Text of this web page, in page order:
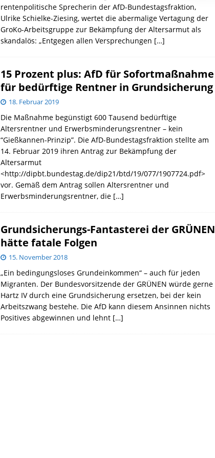
rentenpolitische Sprecherin der AfD-Bundestagsfraktion,
Ulrike Schielke-Ziesing, wertet die abermalige Vertagung der
GroKo-Arbeitsgruppe zur Bekämpfung der Altersarmut als
skandalös: „Entgegen allen Versprechungen […]
15 Prozent plus: AfD für Sofortmaßnahme
für bedürftige Rentner in Grundsicherung
18. Februar 2019
Die Maßnahme begünstigt 600 Tausend bedürftige
Altersrentner und Erwerbsminderungsrentner – kein
“Gießkannen-Prinzip”. Die AfD-Bundestagsfraktion stellte am
14. Februar 2019 ihren Antrag zur Bekämpfung der
Altersarmut
<http://dipbt.bundestag.de/dip21/btd/19/077/1907724.pdf>
vor. Gemäß dem Antrag sollen Altersrentner und
Erwerbsminderungsrentner, die […]
Grundsicherungs-Fantasterei der GRÜNEN
hätte fatale Folgen
15. November 2018
„Ein bedingungsloses Grundeinkommen“ – auch für jeden
Migranten. Der Bundesvorsitzende der GRÜNEN würde gerne
Hartz IV durch eine Grundsicherung ersetzen, bei der kein
Arbeitszwang bestehe. Die AfD kann diesem Ansinnen nichts
Positives abgewinnen und lehnt […]